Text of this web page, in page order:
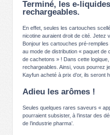
Terminé, les e-
rechargeables.
En effet, seules les cartouches
nicotine auraient droit de cité. Jetez
Bonjour les cartouches pré-
au mode de distribution « paquet de
de cachetons » ! Dans cette logique,
rechargeables. Ainsi, vous pourrez
Kayfun acheté à prix d’or, ils seront
Adieu les arômes !
Seules quelques rares saveurs «
pourraient subsister, à l’instar des
de l’industrie pharma’.